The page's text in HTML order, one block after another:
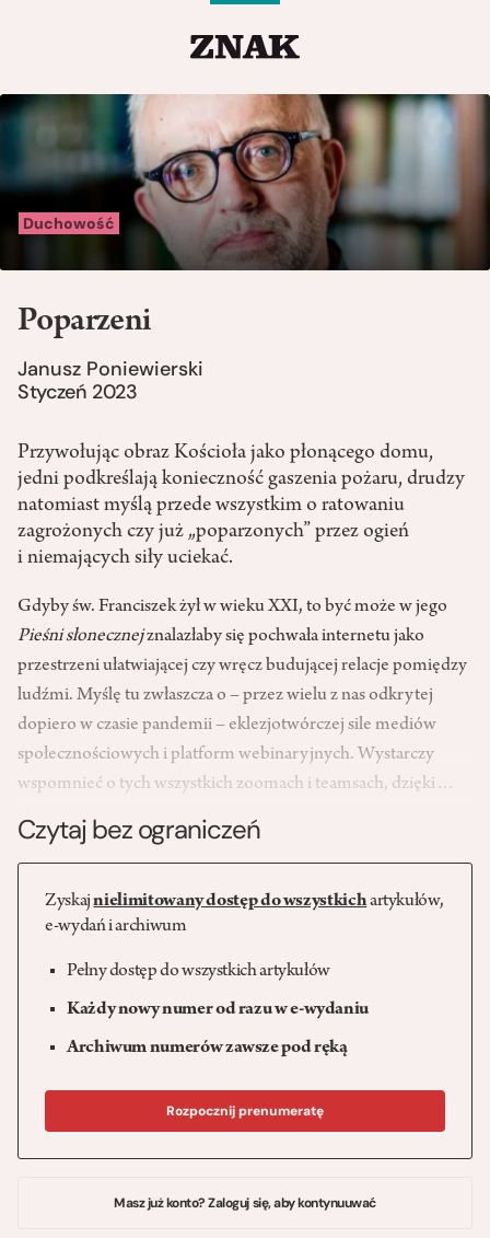
Duchowość
Poparzeni
Janusz Poniewierski
Styczeń 2023
Przywołując obraz Kościoła jako płonącego domu,
jedni podkreślają konieczność gaszenia pożaru, drudzy
natomiast myślą przede wszystkim o ratowaniu
zagrożonych czy już „poparzonych” przez ogień
i niemających siły uciekać.
Gdyby św. Franciszek żył w wieku XXI, to być może w jego
Pieśni słonecznejznalazłaby się pochwała internetu jako
przestrzeni ułatwiającej czy wręcz budującej relacje pomiędzy
ludźmi. Myślę tu zwłaszcza o – przez wielu z nas odkrytej
dopiero w czasie pandemii – eklezjotwórczej sile mediów
społecznościowych i platform webinaryjnych. Wystarczy
wspomnieć o tych wszystkich zoomach i teamsach, dzięki…
Czytaj bez ograniczeń
Zyskajnielimitowany dostęp do wszystkichartykułów,
e-wydań i archiwum
Pełny dostęp do wszystkich artykułów
Każdy nowy numer od razu w e-wydaniu
Archiwum numerów zawsze pod ręką
Rozpocznij prenumeratę
Masz już konto? Zaloguj się, aby kontynuuwać